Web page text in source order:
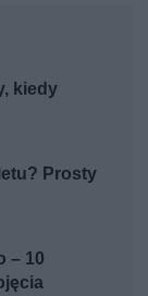
kiedy
Prosty
– 10